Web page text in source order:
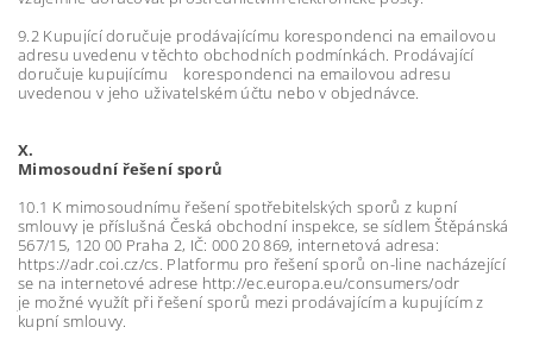
9.2 Kupující doručuje prodávajícímu korespondenci na emailovou
adresu uvedenu v těchto obchodních podmínkách. Prodávající
doručuje kupujícímu korespondenci na emailovou adresu
uvedenou v jeho uživatelském účtu nebo v objednávce.
X.
Mimosoudní řešení sporů
10.1 K mimosoudnímu řešení spotřebitelských sporů z kupní
smlouvy je příslušná Česká obchodní inspekce, se sídlem Štěpánská
567/15, 120 00 Praha 2, IČ: 000 20 869, internetová adresa:
https://adr.coi.cz/cs. Platformu pro řešení sporů on-line nacházející
se na internetové adrese http://ec.europa.eu/consumers/odr
je možné využít při řešení sporů mezi prodávajícím a kupujícím z
kupní smlouvy.